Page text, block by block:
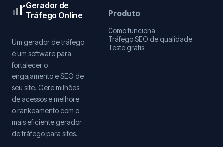
Gerador de
Tráfego Online
Um gerador de tráfego
é um software para
fortalecer o
engajamento e SEO de
seu site. Gere milhões
de acessos e melhore
o rankeamento com o
mais eficiente gerador
de tráfego para sites.
Produto
Como funciona
Tráfego SEO de qualidade
Teste grátis